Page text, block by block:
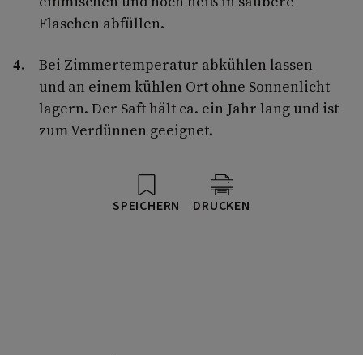
Flaschen abfüllen.
Bei Zimmertemperatur abkühlen lassen
und an einem kühlen Ort ohne Sonnenlicht
lagern. Der Saft hält ca. ein Jahr lang und ist
zum Verdünnen geeignet.
SPEICHERN DRUCKEN